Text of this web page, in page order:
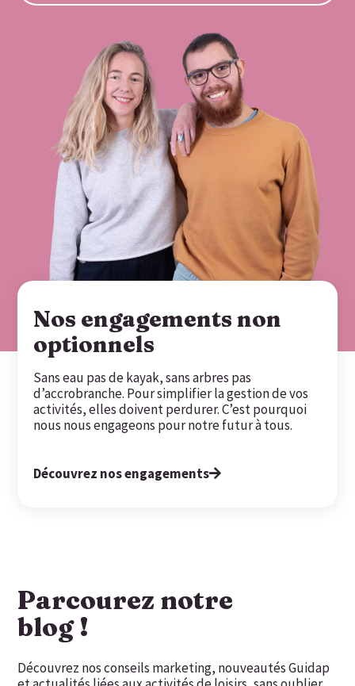
Nos engagements non
optionnels
Sans eau pas de kayak, sans arbres pas
d’accrobranche. Pour simplifier la gestion de vos
activités, elles doivent perdurer. C’est pourquoi
nous nous engageons pour notre futur à tous.
Découvrez nos engagements
Parcourez notre
blog !
Découvrez nos conseils marketing, nouveautés Guidap